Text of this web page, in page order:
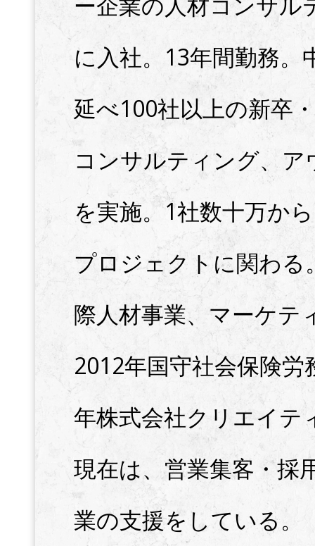
に入社。13年間勤務
延べ100社以上の新卒
コンサルティング、
を実施。1社数十万か
プロジェクトに関わる
際人材事業、マーケテ
2012年国守社会保険
年株式会社クリエイテ
現在は、営業集客・採
業の支援をしている。